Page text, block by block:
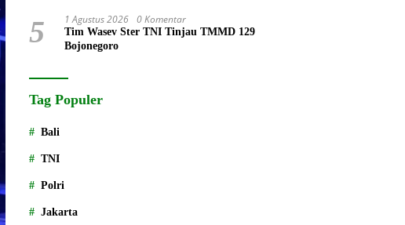
5 1 Agustus 2026 0 Komentar
Tim Wasev Ster TNI Tinjau TMMD 129
Bojonegoro
Tag Populer
Bali
TNI
Polri
Jakarta